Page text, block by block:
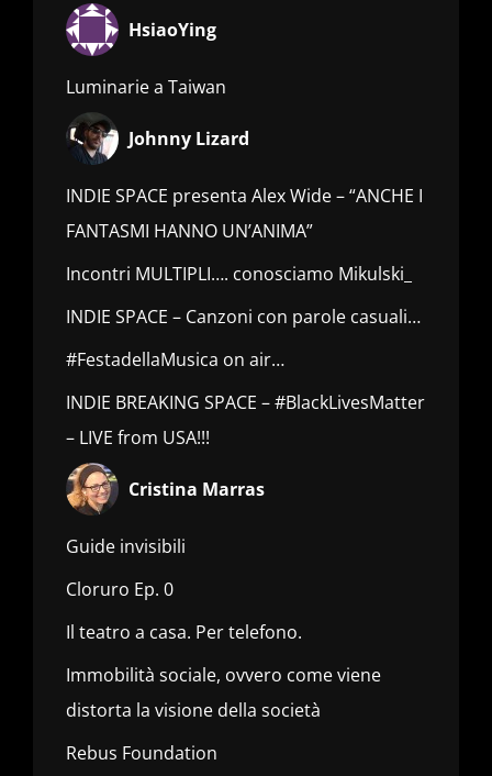
HsiaoYing
Luminarie a Taiwan
Johnny Lizard
INDIE SPACE presenta Alex Wide – “ANCHE I
FANTASMI HANNO UN’ANIMA”
Incontri MULTIPLI…. conosciamo Mikulski_
INDIE SPACE – Canzoni con parole casuali…
#FestadellaMusica on air…
INDIE BREAKING SPACE – #BlackLivesMatter
– LIVE from USA!!!
Cristina Marras
Guide invisibili
Cloruro Ep. 0
Il teatro a casa. Per telefono.
Immobilità sociale, ovvero come viene
distorta la visione della società
Rebus Foundation